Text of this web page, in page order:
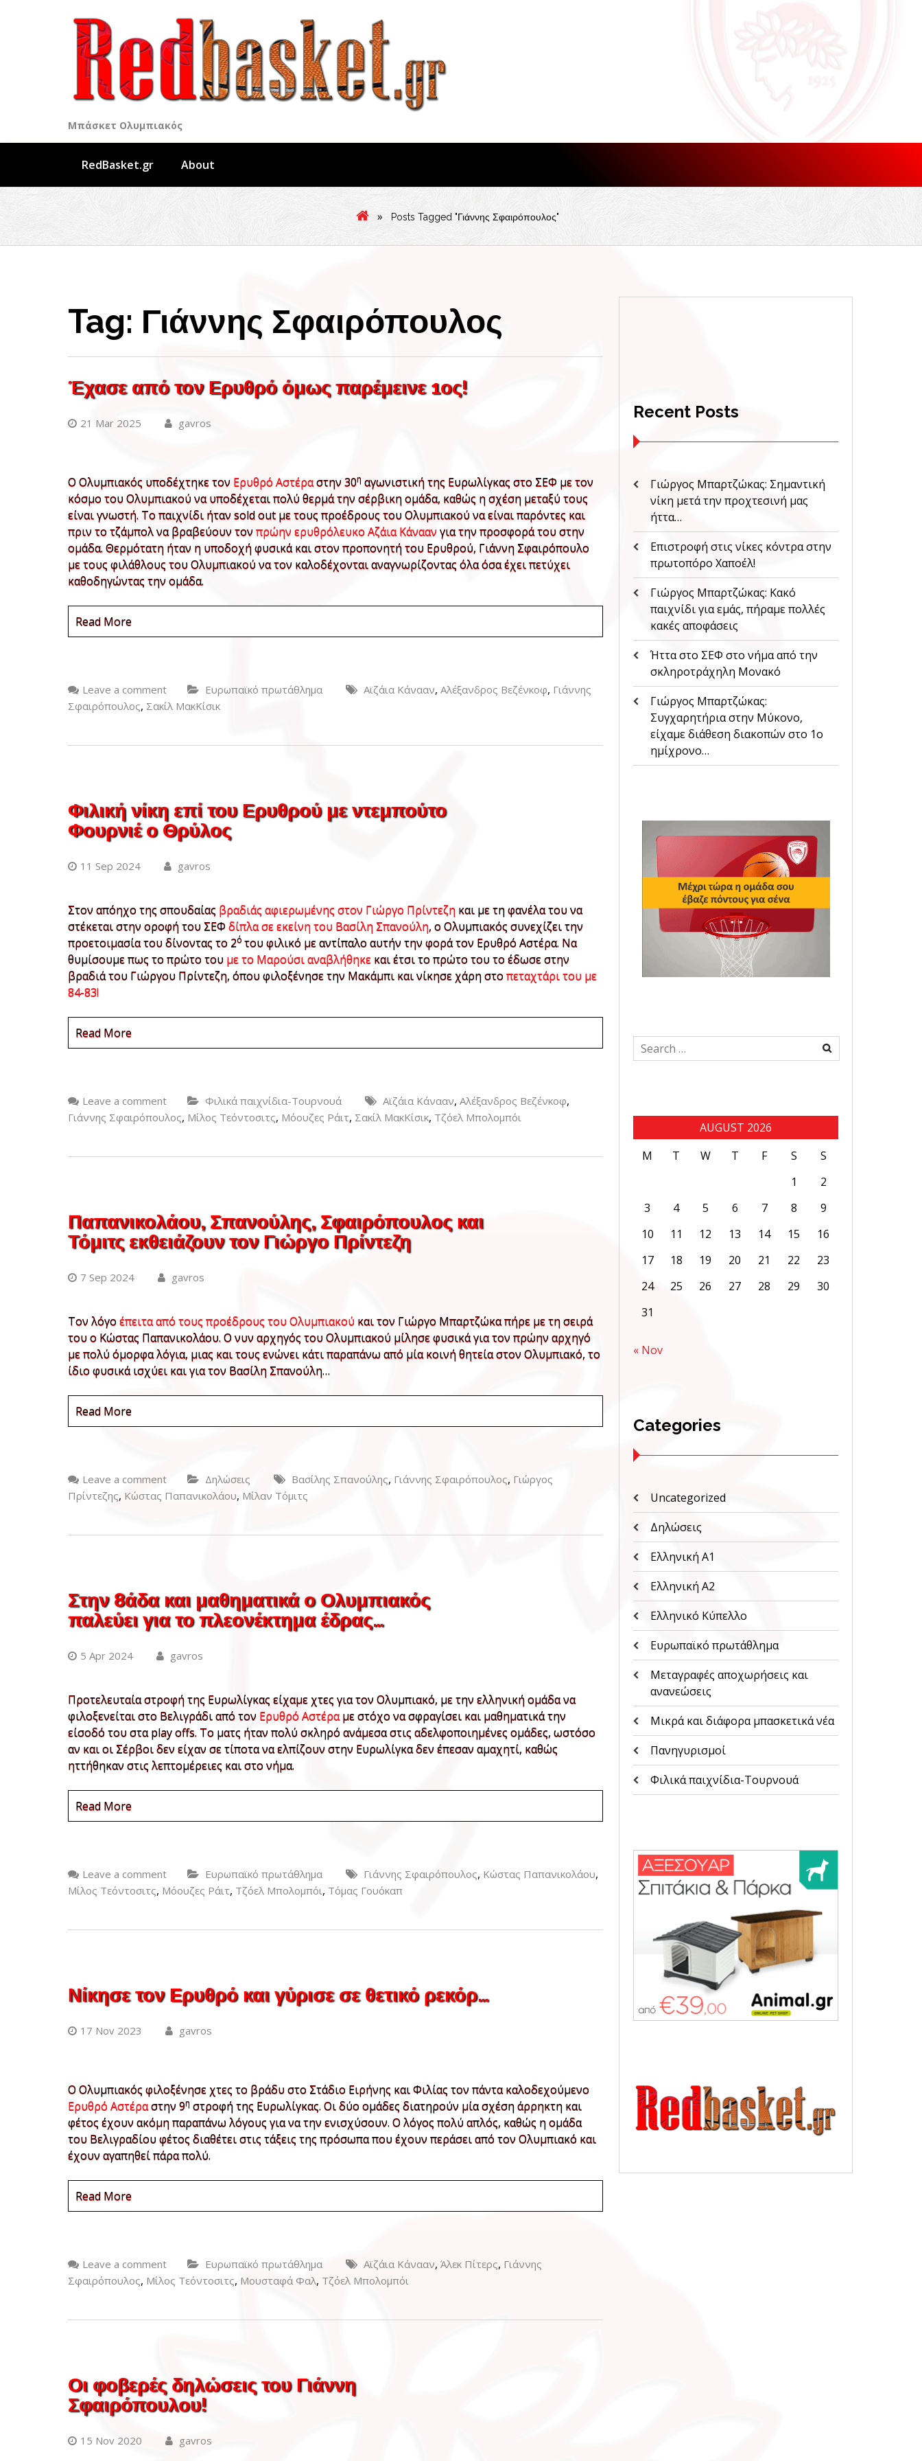
Μπάσκετ Ολυμπιακός
RedBasket.gr About
» Posts Tagged "Γιάννης Σφαιρόπουλος"
Tag: Γιάννης Σφαιρόπουλος
Έχασε από τον Ερυθρό όμως παρέμεινε 1ος!
21 Mar 2025 gavros
Ο Ολυμπιακός υποδέχτηκε τον Ερυθρό Αστέραστην 30η αγωνιστική της Ευρωλίγκας στο ΣΕΦ με τον
κόσμο του Ολυμπιακού να υποδέχεται πολύ θερμά την σέρβικη ομάδα, καθώς η σχέση μεταξύ τους
είναι γνωστή. Το παιχνίδι ήταν sold out με τους προέδρους του Ολυμπιακού να είναι παρόντες και
πριν το τζάμπολ να βραβεύουν τον πρώην ερυθρόλευκο Αζάια Κάνααν για την προσφορά του στην
ομάδα. Θερμότατη ήταν η υποδοχή φυσικά και στον προπονητή του Ερυθρού, Γιάννη Σφαιρόπουλο
με τους φιλάθλους του Ολυμπιακού να τον καλοδέχονται αναγνωρίζοντας όλα όσα έχει πετύχει
καθοδηγώντας την ομάδα.
Read More
Leave a comment Ευρωπαϊκό πρωτάθλημα Αϊζάια Κάνααν, Αλέξανδρος Βεζένκοφ, Γιάννης
Σφαιρόπουλος, Σακίλ ΜακΚίσικ
Φιλική νίκη επί του Ερυθρού με ντεμπούτο
Φουρνιέ ο Θρύλος
11 Sep 2024 gavros
Στον απόηχο της σπουδαίας βραδιάς αφιερωμένης στον Γιώργο Πρίντεζηκαι με τη φανέλα του να
στέκεται στην οροφή του ΣΕΦ δίπλα σε εκείνη του Βασίλη Σπανούλη, ο Ολυμπιακός συνεχίζει την
προετοιμασία του δίνοντας το 2ό του φιλικό με αντίπαλο αυτήν την φορά τον Ερυθρό Αστέρα. Να
θυμίσουμε πως το πρώτο του με το Μαρούσι αναβλήθηκεκαι έτσι το πρώτο του το έδωσε στην
βραδιά του Γιώργου Πρίντεζη, όπου φιλοξένησε την Μακάμπι και νίκησε χάρη στο πεταχτάρι του με
84-83!
Read More
Leave a comment Φιλικά παιχνίδια-Τουρνουά Αϊζάια Κάνααν, Αλέξανδρος Βεζένκοφ,
Γιάννης Σφαιρόπουλος, Μίλος Τεόντοσιτς, Μόουζες Ράιτ, Σακίλ ΜακΚίσικ, Τζόελ Μπολομπόι
Παπανικολάου, Σπανούλης, Σφαιρόπουλος και
Τόμιτς εκθειάζουν τον Γιώργο Πρίντεζη
7 Sep 2024 gavros
Τον λόγο έπειτα από τους προέδρους του Ολυμπιακούκαι τον Γιώργο Μπαρτζώκα πήρε με τη σειρά
του ο Κώστας Παπανικολάου. Ο νυν αρχηγός του Ολυμπιακού μίλησε φυσικά για τον πρώην αρχηγό
με πολύ όμορφα λόγια, μιας και τους ενώνει κάτι παραπάνω από μία κοινή θητεία στον Ολυμπιακό, το
ίδιο φυσικά ισχύει και για τον Βασίλη Σπανούλη…
Read More
Leave a comment Δηλώσεις Βασίλης Σπανούλης, Γιάννης Σφαιρόπουλος, Γιώργος
Πρίντεζης, Κώστας Παπανικολάου, Μίλαν Τόμιτς
Στην 8άδα και μαθηματικά ο Ολυμπιακός
παλεύει για το πλεονέκτημα έδρας…
5 Apr 2024 gavros
Προτελευταία στροφή της Ευρωλίγκας είχαμε χτες για τον Ολυμπιακό, με την ελληνική ομάδα να
φιλοξενείται στο Βελιγράδι από τον Ερυθρό Αστέραμε στόχο να σφραγίσει και μαθηματικά την
είσοδό του στα play offs. Το ματς ήταν πολύ σκληρό ανάμεσα στις αδελφοποιημένες ομάδες, ωστόσο
αν και οι Σέρβοι δεν είχαν σε τίποτα να ελπίζουν στην Ευρωλίγκα δεν έπεσαν αμαχητί, καθώς
ηττήθηκαν στις λεπτομέρειες και στο νήμα.
Read More
Leave a comment Ευρωπαϊκό πρωτάθλημα Γιάννης Σφαιρόπουλος, Κώστας Παπανικολάου,
Μίλος Τεόντοσιτς, Μόουζες Ράιτ, Τζόελ Μπολομπόι, Τόμας Γουόκαπ
Νίκησε τον Ερυθρό και γύρισε σε θετικό ρεκόρ…
17 Nov 2023 gavros
Ο Ολυμπιακός φιλοξένησε χτες το βράδυ στο Στάδιο Ειρήνης και Φιλίας τον πάντα καλοδεχούμενο
Ερυθρό Αστέραστην 9η στροφή της Ευρωλίγκας. Οι δύο ομάδες διατηρούν μία σχέση άρρηκτη και
φέτος έχουν ακόμη παραπάνω λόγους για να την ενισχύσουν. Ο λόγος πολύ απλός, καθώς η ομάδα
του Βελιγραδίου φέτος διαθέτει στις τάξεις της πρόσωπα που έχουν περάσει από τον Ολυμπιακό και
έχουν αγαπηθεί πάρα πολύ.
Read More
Leave a comment Ευρωπαϊκό πρωτάθλημα Αϊζάια Κάνααν, Άλεκ Πίτερς, Γιάννης
Σφαιρόπουλος, Μίλος Τεόντοσιτς, Μουσταφά Φαλ, Τζόελ Μπολομπόι
Οι φοβερές δηλώσεις του Γιάννη
Σφαιρόπουλου!
15 Nov 2020 gavros
Recent Posts
Γιώργος Μπαρτζώκας: Σημαντική
νίκη μετά την προχτεσινή μας
ήττα…
Επιστροφή στις νίκες κόντρα στην
πρωτοπόρο Χαποέλ!
Γιώργος Μπαρτζώκας: Κακό
παιχνίδι για εμάς, πήραμε πολλές
κακές αποφάσεις
Ήττα στο ΣΕΦ στο νήμα από την
σκληροτράχηλη Μονακό
Γιώργος Μπαρτζώκας:
Συγχαρητήρια στην Μύκονο,
είχαμε διάθεση διακοπών στο 1ο
ημίχρονο…
Search
for:
AUGUST 2026
M
T W T F S
S
1
2
3
4 5 6 7 8
9
10
11 12 13 14 15
16
17
18 19 20 21 22
23
24
25 26 27 28 29
30
31
« Nov
Categories
Uncategorized
Δηλώσεις
Ελληνική Α1
Ελληνική Α2
Ελληνικό Κύπελλο
Ευρωπαϊκό πρωτάθλημα
Μεταγραφές αποχωρήσεις και
ανανεώσεις
Μικρά και διάφορα μπασκετικά νέα
Πανηγυρισμοί
Φιλικά παιχνίδια-Τουρνουά